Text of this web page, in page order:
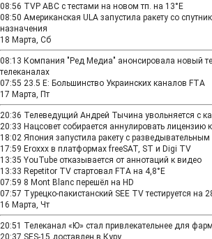
08:56 TVP ABC с тестами на новом тп. на 13°Е
08:50 Американская ULA запустила ракету со
назначения
18 Марта, Сб
08:13 Компания "Ред Медиа" анонсировала новый
телеканалах
07:55 23.5 E: Большинство Украинских каналов FTA
17 Марта, Пт
20:36 Телеведущий Андрей Тычина увольняется с
20:33 Нацсовет собирается аннулировать лицензию
18:02 Япония запустила ракету с разведывательным
17:59 Eroxxx в платформах freeSAT, ST и Digi TV
13:35 YouTube отказывается от аннотаций к видео
13:33 Repetitor TV стартовал FTA на 4,8°E
07:59 8 Mont Blanc перешёл на HD
07:57 Турецко-пакистанский SEE TV тестируется на
16 Марта, Чт
20:51 Телеканал «Ю» стал привлекательнее для
20:37 SES-15 доставлен в Куру